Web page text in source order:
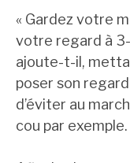
« Gardez votre
votre regard à
ajoute-t-il,
poser son
d’éviter au
cou par exemple.